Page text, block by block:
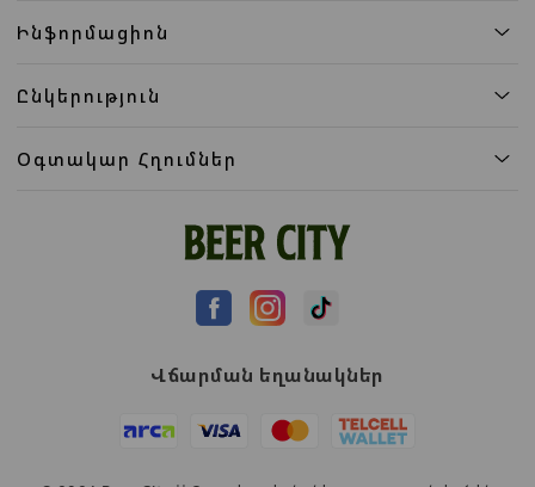
Ինֆորմացիոն
Ընկերություն
Օգտակար Հղումներ
Վճարման եղանակներ